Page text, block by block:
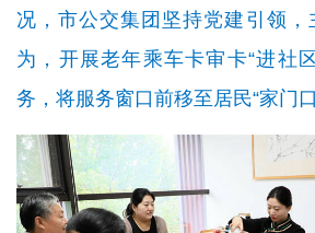
况，市公交集团坚持党建引领
为，开展老年乘车卡审卡“进社
务，将服务窗口前移至居民“家门口